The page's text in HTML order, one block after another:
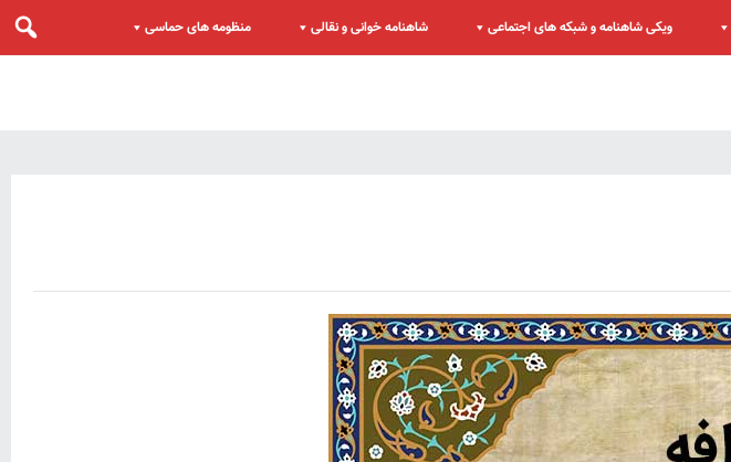
ویکی شاهنامه و شبکه های اجتماعی شاهنامه خوانی و نقالی منظومه های حماسی